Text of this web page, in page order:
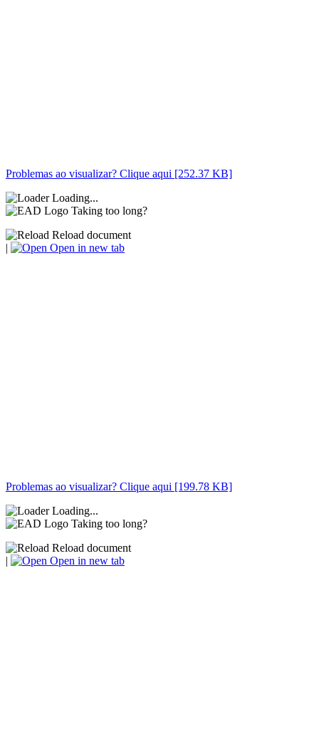
Problemas ao visualizar? Clique aqui [252.37 KB]
Loading...
Taking too long?
Reload document
|
Open in new tab
Problemas ao visualizar? Clique aqui [199.78 KB]
Loading...
Taking too long?
Reload document
|
Open in new tab